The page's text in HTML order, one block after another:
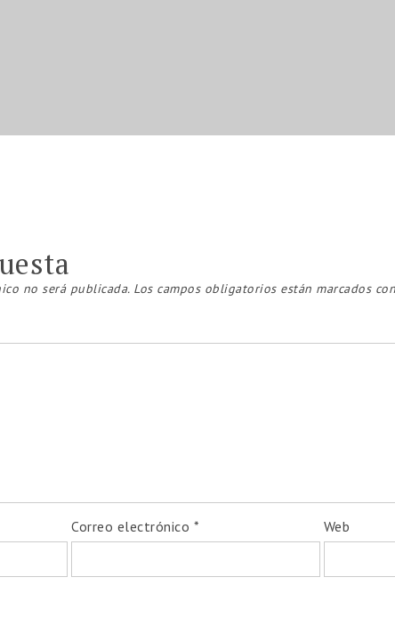
no será publicada. Los campos obligatorios están marcados
Correo electrónico * Web